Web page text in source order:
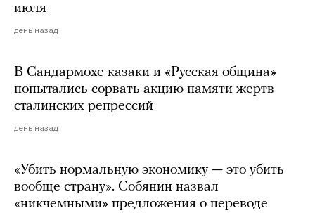
июля
день назад
В Сандармохе казаки и «Русская община»
попытались сорвать акцию памяти жертв
сталинских репрессий
день назад
«Убить нормальную экономику — это убить
вообще страну». Собянин назвал
«никчемными» предложения о переводе